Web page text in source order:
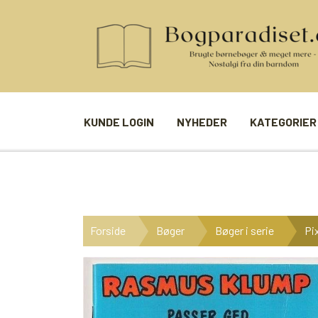
KUNDE LOGIN NYHEDER KATEGORIER
BØGER I SERIE
BØGER I ÅRSTAL
UDVALGTE FORFATTERE
BILLED- /
LUDO
SPILLEKORT
FIRKORT
Forside Bøger Bøger i serie